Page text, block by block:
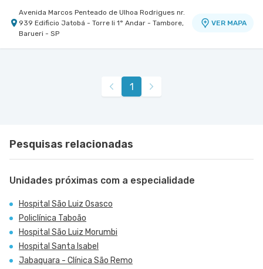
Avenida Marcos Penteado de Ulhoa Rodrigues nr.
939 Edificio Jatobá - Torre Ii 1° Andar - Tambore,
Barueri - SP
VER MAPA
1
Pesquisas relacionadas
Unidades próximas com a especialidade
Hospital São Luiz Osasco
Policlínica Taboão
Hospital São Luiz Morumbi
Hospital Santa Isabel
Jabaquara - Clínica São Remo